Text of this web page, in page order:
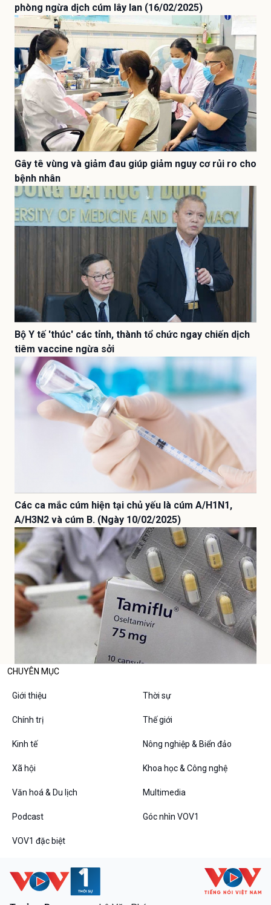
phòng ngừa dịch cúm lây lan (16/02/2025)
Gây tê vùng và giảm đau giúp giảm nguy cơ rủi ro cho
bệnh nhân
Bộ Y tế 'thúc' các tỉnh, thành tổ chức ngay chiến dịch
tiêm vaccine ngừa sởi
Các ca mắc cúm hiện tại chủ yếu là cúm A/H1N1,
A/H3N2 và cúm B. (Ngày 10/02/2025)
CHUYÊN MỤC
Giới thiệu Thời sự
Chính trị Thế giới
Kinh tế Nông nghiệp & Biển đảo
Xã hội Khoa học & Công nghệ
Văn hoá & Du lịch Multimedia
Podcast Góc nhìn VOV1
VOV1 đặc biệt